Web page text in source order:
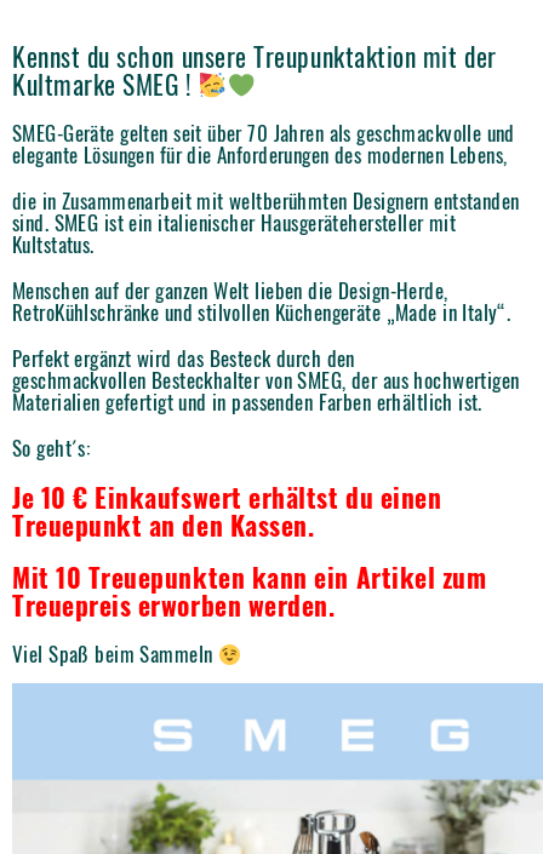
Kennst du schon unsere Treupunktaktion mit der
Kultmarke SMEG !
SMEG-Geräte gelten seit über 70 Jahren als geschmackvolle und
elegante Lösungen für die Anforderungen des modernen Lebens,
die in Zusammenarbeit mit weltberühmten Designern entstanden
sind. SMEG ist ein italienischer Hausgerätehersteller mit
Kultstatus.
Menschen auf der ganzen Welt lieben die Design-Herde,
RetroKühlschränke und stilvollen Küchengeräte „Made in Italy“.
Perfekt ergänzt wird das Besteck durch den
geschmackvollen Besteckhalter von SMEG, der aus hochwertigen
Materialien gefertigt und in passenden Farben erhältlich ist.
So geht´s:
Je 10 € Einkaufswert erhältst du einen
Treuepunkt an den Kassen.
Mit 10 Treuepunkten kann ein Artikel zum
Treuepreis erworben werden.
Viel Spaß beim Sammeln